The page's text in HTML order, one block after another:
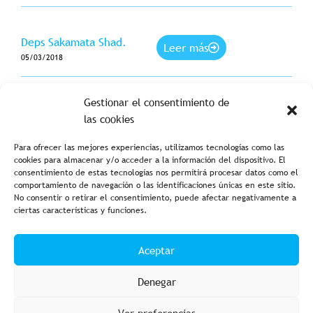
Gestionar el consentimiento de
las cookies
Para ofrecer las mejores experiencias, utilizamos tecnologías como las
cookies para almacenar y/o acceder a la información del dispositivo. El
consentimiento de estas tecnologías nos permitirá procesar datos como el
comportamiento de navegación o las identificaciones únicas en este sitio.
No consentir o retirar el consentimiento, puede afectar negativamente a
ciertas características y funciones.
Aceptar
Denegar
Deps Sakamata Shad.
05/03/2018
Leer más
Aviso legal y política de privacidad Política de cookies
Condiciones de compra Accesibilidad